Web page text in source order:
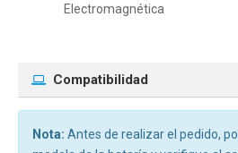
Electromagnética
Compatibilidad
Nota: Antes de realizar el pedido,